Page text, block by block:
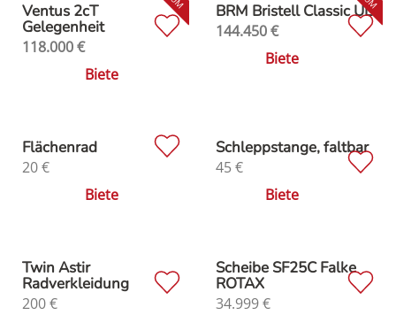
Ventus 2cT
Gelegenheit
118.000€
Biete
BRM Bristell Classic UL
144.450€
Biete
Flächenrad
20€
Biete
Schleppstange, faltbar
45€
Biete
Twin Astir
Radverkleidung
200€
Scheibe SF25C Falke
ROTAX
34.999€